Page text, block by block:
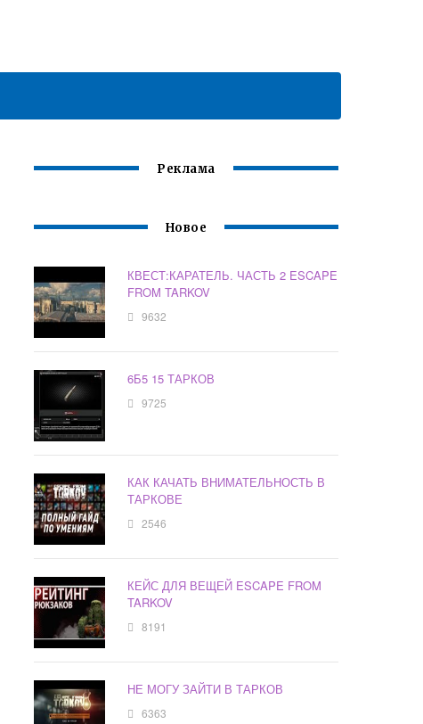
Реклама
Новое
КВЕСТ:КАРАТЕЛЬ. ЧАСТЬ 2 ESCAPE
FROM TARKOV
9632
6Б5 15 ТАРКОВ
9725
КАК КАЧАТЬ ВНИМАТЕЛЬНОСТЬ В
ТАРКОВЕ
2546
КЕЙС ДЛЯ ВЕЩЕЙ ESCAPE FROM
TARKOV
8191
НЕ МОГУ ЗАЙТИ В ТАРКОВ
6363